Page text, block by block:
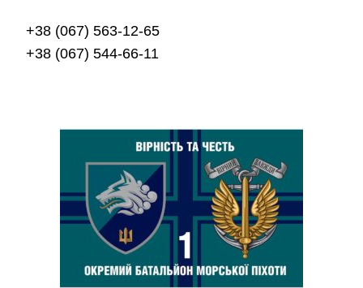
+38 (067) 563-12-65
+38 (067) 544-66-11